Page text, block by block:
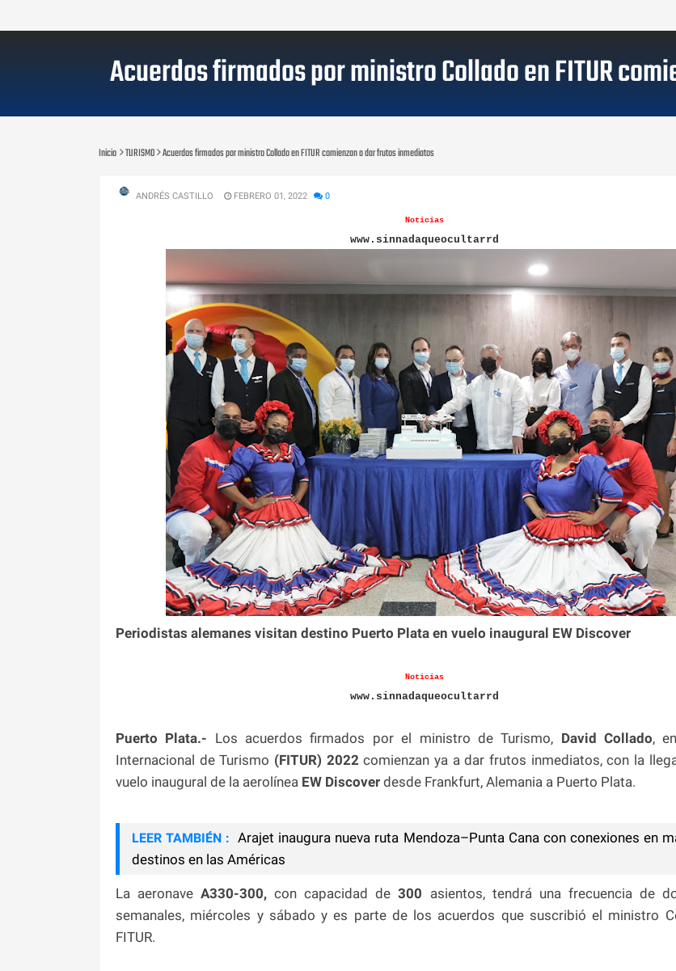
Acuerdos firmados por ministro Collado en FITUR
Inicio TURISMO Acuerdos firmados por ministro Collado en FITUR comienzan a dar frutos inmediatos
ANDRÉS CASTILLO FEBRERO 01, 2022 0
Noticias
www.sinnadaqueocultarrd
Periodistas alemanes visitan destino Puerto Plata en vuelo inaugural EW Discover
Noticias
www.sinnadaqueocultarrd
Puerto Plata.- Los acuerdos firmados por el ministro de Turismo, David Collado,
Internacional de Turismo (FITUR) 2022comienzan ya a dar frutos inmediatos, con la
vuelo inaugural de la aerolínea EW Discover desde Frankfurt, Alemania a Puerto Plata.
LEER TAMBIÉN : Arajet inaugura nueva ruta Mendoza–Punta Cana con conexiones en
destinos en las Américas
La aeronaveA330-300, con capacidad de300 asientos, tendrá una frecuencia de
semanales, miércoles y sábado y es parte de los acuerdos que suscribió el ministro
FITUR.